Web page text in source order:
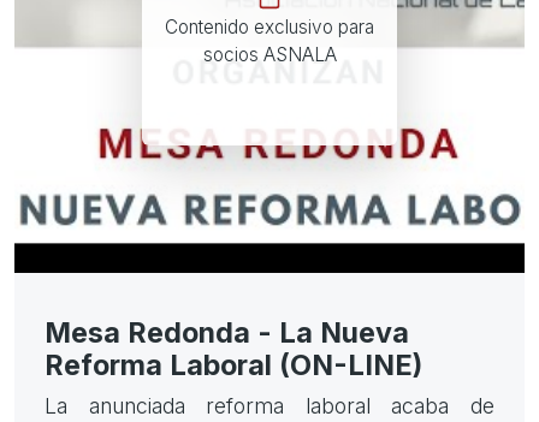
Contenido exclusivo para
socios ASNALA
Mesa Redonda - La Nueva
Reforma Laboral (ON-LINE)
La anunciada reforma laboral acaba de